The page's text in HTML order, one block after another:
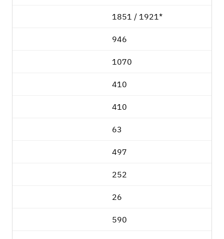
1851 / 1921*
946
1070
410
410
63
497
252
26
590